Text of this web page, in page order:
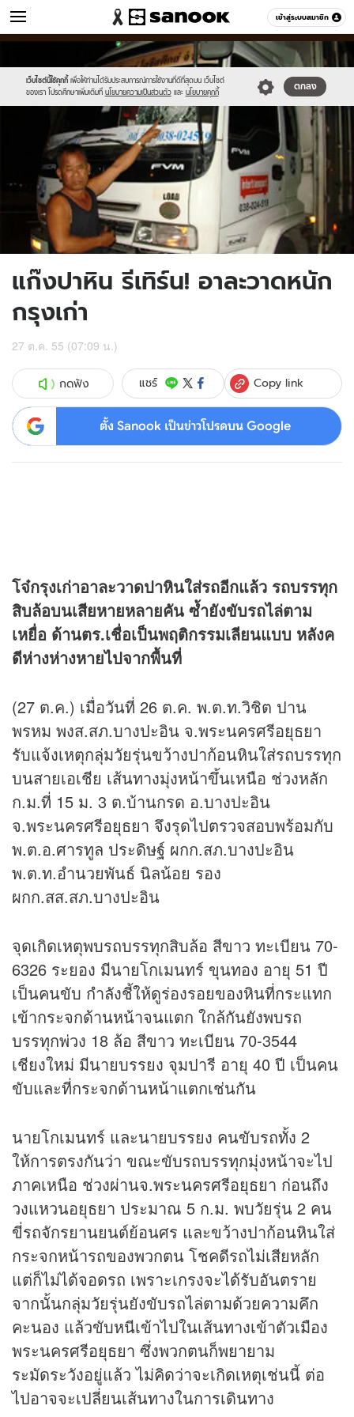
เข้าสู่ระบบสมาชิก
ข่าว หมวดอื่นๆ
เว็บไซต์นี้ใช้คุกกี้ เพื่อให้ท่านได้รับประสบการณ์การใช้งานที่ดีที่สุดบน เว็บไซต์
ของเรา โปรดศึกษาเพิ่มเติมที่ นโยบายความเป็นส่วนตัว และ นโยบายคุกกี้
ตกลง
//s.isanook.com/sr/0/images/logo-
new-
sanook.png
//s.isanook.com/ns/0/ud/230/1150183/3.jpg
แก๊งปาหิน รีเทิร์น! อาละวาดหนัก
กรุงเก่า
27 ต.ค. 55 (07:09 น.)
กดฟัง แชร์ Copy link
ตั้ง Sanook เป็นข่าวโปรดบน Google
โจ๋กรุงเก่าอาละวาดปาหินใส่รถอีกแล้ว รถบรรทุก
สิบล้อบนเสียหายหลายคัน ซ้ำยังขับรถไล่ตาม
เหยื่อ ด้านตร.เชื่อเป็นพฤติกรรมเลียนแบบ หลังค
ดีห่างห่างหายไปจากพื้นที่
(27 ต.ค.) เมื่อวันที่ 26 ต.ค. พ.ต.ท.วิชิต ปาน
พรหม พงส.สภ.บางปะอิน จ.พระนครศรีอยุธยา
รับแจ้งเหตุกลุ่มวัยรุ่นขว้างปาก้อนหินใส่รถบรรทุก
บนสายเอเชีย เส้นทางมุ่งหน้าขึ้นเหนือ ช่วงหลัก
ก.ม.ที่ 15 ม. 3 ต.บ้านกรด อ.บางปะอิน
จ.พระนครศรีอยุธยา จึงรุดไปตรวจสอบพร้อมกับ
พ.ต.อ.ศารทูล ประดิษฐ์ ผกก.สภ.บางปะอิน
พ.ต.ท.อำนวยพันธ์ นิลน้อย รอง
ผกก.สส.สภ.บางปะอิน
จุดเกิดเหตุพบรถบรรทุกสิบล้อ สีขาว ทะเบียน 70-
6326 ระยอง มีนายโกเมนทร์ ขุนทอง อายุ 51 ปี
เป็นคนขับ กำลังชี้ให้ดูร่องรอยของหินที่กระแทก
เข้ากระจกด้านหน้าจนแตก ใกล้กันยังพบรถ
บรรทุกพ่วง 18 ล้อ สีขาว ทะเบียน 70-3544
เชียงใหม่ มีนายบรรยง จุมปารี อายุ 40 ปี เป็นคน
ขับและที่กระจกด้านหน้าแตกเช่นกัน
นายโกเมนทร์ และนายบรรยง คนขับรถทั้ง 2
ให้การตรงกันว่า ขณะขับรถบรรทุกมุ่งหน้าจะไป
ภาคเหนือ ช่วงผ่านจ.พระนครศรีอยุธยา ก่อนถึง
วงแหวนอยุธยา ประมาณ 5 ก.ม. พบวัยรุ่น 2 คน
ขี่รถจักรยานยนต์ย้อนศร และขว้างปาก้อนหินใส่
กระจกหน้ารถของพวกตน โชคดีรถไม่เสียหลัก
แต่ก็ไม่ได้จอดรถ เพราะเกรงจะได้รับอันตราย
จากนั้นกลุ่มวัยรุ่นยังขับรถไล่ตามด้วยความคึก
คะนอง แล้วขับหนีเข้าไปในเส้นทางเข้าตัวเมือง
พระนครศรีอยุธยา ซึ่งพวกตนก็พยายาม
ระมัดระวังอยู่แล้ว ไม่คิดว่าจะเกิดเหตุเช่นนี้ ต่อ
ไปอาจจะเปลี่ยนเส้นทางในการเดินทาง